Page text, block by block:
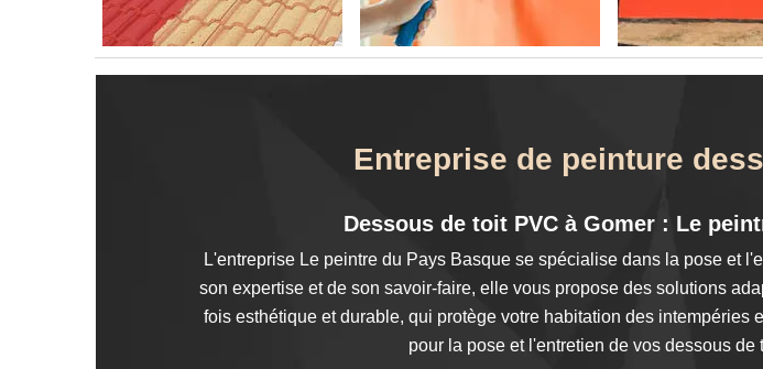
Entreprise de peinture
Dessous de toit PVC à Gomer : Le
L'entreprise Le peintre du Pays Basque se spécialise dans la pose et
son expertise et de son savoir-faire, elle vous propose des solutions
fois esthétique et durable, qui protège votre habitation des
pour la pose et l'entretien de vos dessous